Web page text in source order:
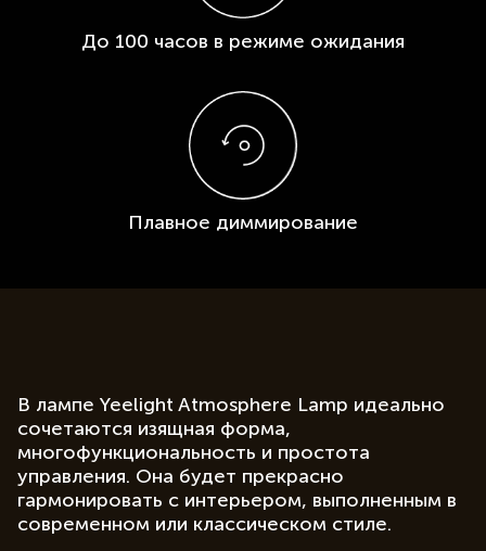
До 100 часов в режиме ожидания
Плавное диммирование
В лампе Yeelight Atmosphere Lamp идеально
сочетаются изящная форма,
многофункциональность и простота
управления. Она будет прекрасно
гармонировать с интерьером, выполненным в
современном или классическом стиле.